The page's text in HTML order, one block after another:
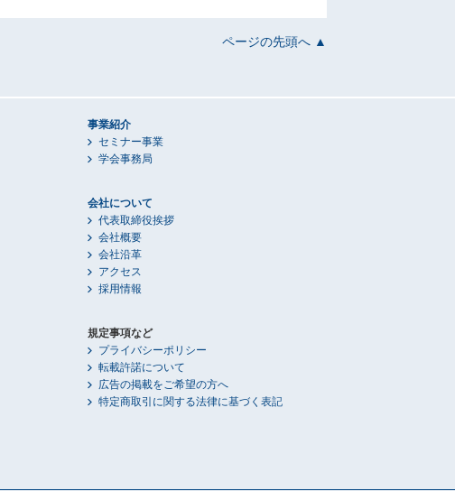
ページの先頭へ ▲
事業紹介
セミナー事業
学会事務局
会社について
代表取締役挨拶
会社概要
会社沿革
アクセス
採用情報
規定事項など
プライバシーポリシー
転載許諾について
広告の掲載をご希望の方へ
特定商取引に関する法律に基づく表記